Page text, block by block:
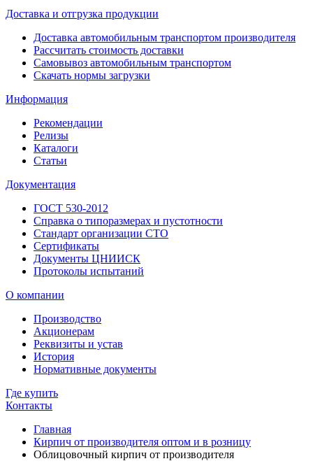
Доставка и отгрузка продукции
Доставка автомобильным транспортом производителя
Рассчитать стоимость доставки
Самовывоз автомобильным транспортом
Скачать нормы загрузки
Информация
Рекомендации
Релизы
Каталоги
Статьи
Документация
ГОСТ 530-2012
Справка о типоразмерах и пустотности
Стандарт организации СТО
Сертификаты
Документы ЦНИИСК
Протоколы испытаний
О компании
Производство
Акционерам
Реквизиты и устав
История
Нормативные документы
Где купить
Контакты
Главная
Кирпич от производителя оптом и в розницу
Облицовочный кирпич от производителя